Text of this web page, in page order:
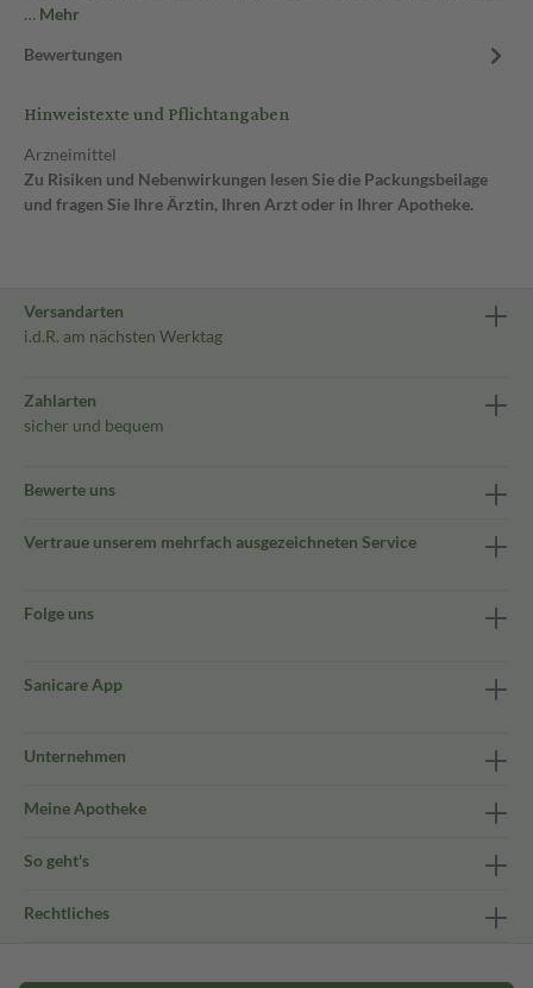
… Mehr
Bewertungen
Hinweistexte und Pflichtangaben
Arzneimittel
Zu Risiken und Nebenwirkungen lesen Sie die Packungsbeilage
und fragen Sie Ihre Ärztin, Ihren Arzt oder in Ihrer Apotheke.
Versandarten
i.d.R. am nächsten Werktag
Zahlarten
sicher und bequem
Bewerte uns
Vertraue unserem mehrfach ausgezeichneten Service
Folge uns
Sanicare App
Unternehmen
Meine Apotheke
So geht's
Rechtliches